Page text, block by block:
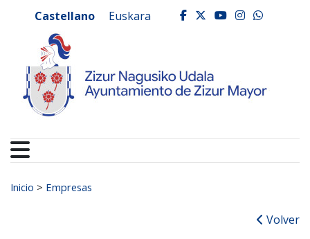
Ayuntamiento de
Castellano Euskara facebook
twitter
youtube
Buscar:
Inicio > Empresas
Volver